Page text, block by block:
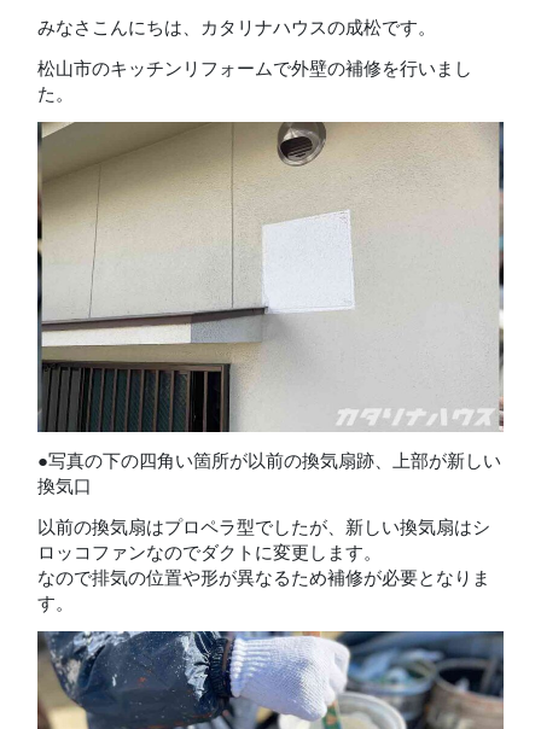
みなさこんにちは、カタリナハウスの成松です。
松山市のキッチンリフォームで外壁の補修を行いまし
た。
●写真の下の四角い箇所が以前の換気扇跡、上部が新しい
換気口
以前の換気扇はプロペラ型でしたが、新しい換気扇はシ
ロッコファンなのでダクトに変更します。
なので排気の位置や形が異なるため補修が必要となりま
す。